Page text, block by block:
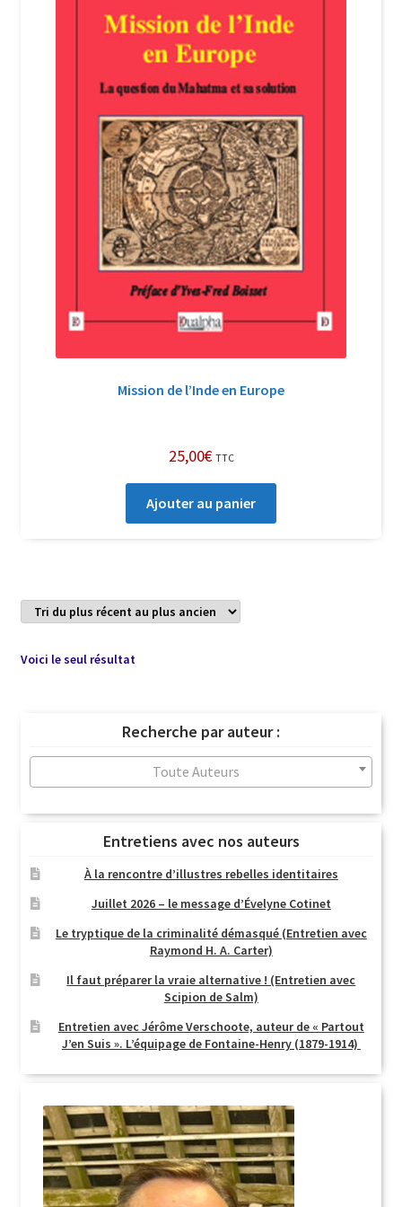
Login Customizer
Nous Contacter
Politique de confidentialité et cookies
Qui sommes-nous ?
Soutien à Philippe Randa
Suivi de la Commande
Mission de l’Inde en Europe
25,00€ TTC
Ajouter au panier
Voici le seul résultat
Recherche par auteur :
Toute Auteurs
Entretiens avec nos auteurs
À la rencontre d’illustres rebelles identitaires
Juillet 2026 – le message d’Évelyne Cotinet
Le tryptique de la criminalité démasqué (Entretien avec
Raymond H. A. Carter)
Il faut préparer la vraie alternative ! (Entretien avec
Scipion de Salm)
Entretien avec Jérôme Verschoote, auteur de « Partout
J’en Suis ». L’équipage de Fontaine-Henry (1879-1914)